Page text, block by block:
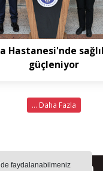
faydalanabilmeniz
Hastanesi'nde
güçleniyor
... Daha Fazla